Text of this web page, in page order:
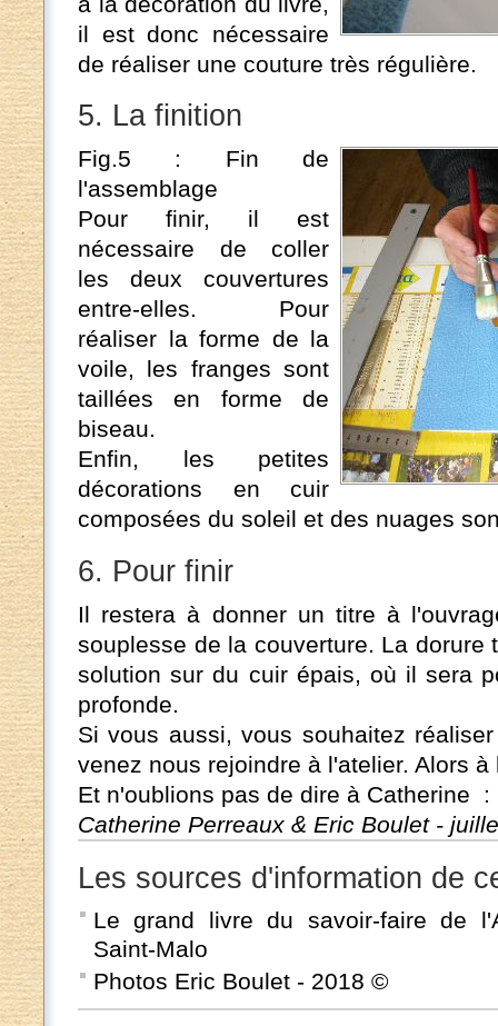
il est donc nécessaire
de réaliser une couture très régulière.
5. La finition
Fig.5 : Fin de
l'assemblage
Pour finir, il est
nécessaire de coller
les deux couvertures
entre-elles. Pour
réaliser la forme de la
voile, les franges sont
taillées en forme de
biseau.
Enfin, les petites
décorations en cuir
composées du soleil et des nuages
6. Pour finir
Il restera à donner un titre à
souplesse de la couverture. La dorure
solution sur du cuir épais, où il sera
profonde.
Si vous aussi, vous souhaitez
venez nous rejoindre à l'atelier. Alors à
Et n'oublions pas de dire à Catherine
Catherine Perreaux & Eric Boulet -
Les sources d'information de
Le grand livre du savoir-faire de
Saint-Malo
Photos Eric Boulet - 2018 ©